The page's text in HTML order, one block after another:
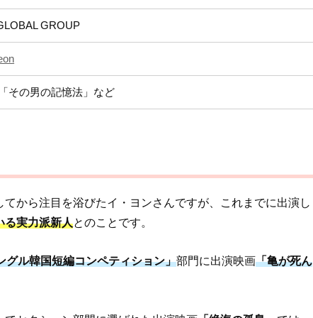
GROUP
その男の記憶法」など
から注目を浴びたイ・ヨンさんですが、これまでに出演し
る実力派新人とのことです。
グル韓国短編コンペティション」部門に出演映画「亀が死ん